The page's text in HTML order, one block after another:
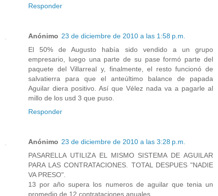
Responder
Anónimo 23 de diciembre de 2010 a las 1:58 p.m.
El 50% de Augusto había sido vendido a un grupo
empresario, luego una parte de su pase formó parte del
paquete del Villarreal y, finalmente, el resto funcionó de
salvatierra para que el anteúltimo balance de papada
Aguilar diera positivo. Así que Vélez nada va a pagarle al
millo de los usd 3 que puso.
Responder
Anónimo 23 de diciembre de 2010 a las 3:28 p.m.
PASARELLA UTILIZA EL MISMO SISTEMA DE AGUILAR
PARA LAS CONTRATACIONES. TOTAL DESPUES "NADIE
VA PRESO".
13 por año supera los numeros de aguilar que tenia un
promedio de 12 contrataciones anuales.